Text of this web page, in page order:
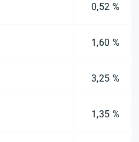
0,52 %
1,60 %
3,25 %
1,35 %